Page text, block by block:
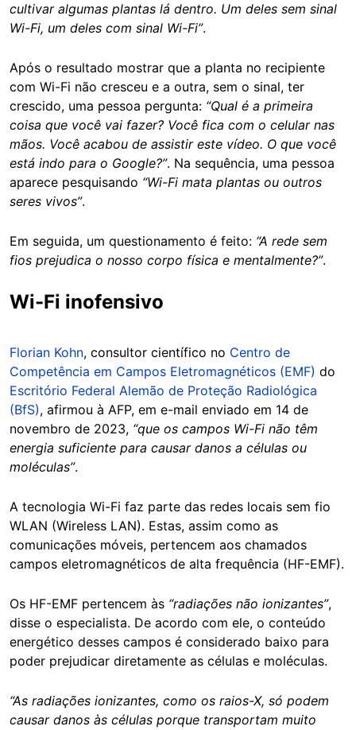
cultivar algumas plantas lá dentro. Um deles sem sinal
Wi-Fi, um deles com sinal Wi-Fi”.
Após o resultado mostrar que a planta no recipiente
com Wi-Fi não cresceu e a outra, sem o sinal, ter
crescido, uma pessoa pergunta: “Qual é a primeira
coisa que você vai fazer? Você fica com o celular nas
mãos. Você acabou de assistir este vídeo. O que você
está indo para o Google?”. Na sequência, uma pessoa
aparece pesquisando “Wi-Fi mata plantas ou outros
seres vivos”.
Em seguida, um questionamento é feito: “A rede sem
fios prejudica o nosso corpo física e mentalmente?”.
Wi-Fi inofensivo
Florian Kohn, consultor científico no Centro de
Competência em Campos Eletromagnéticos (EMF) do
Escritório Federal Alemão de Proteção Radiológica
(BfS), afirmou à AFP, em e-mail enviado em 14 de
novembro de 2023, “que os campos Wi-Fi não têm
energia suficiente para causar danos a células ou
moléculas”.
A tecnologia Wi-Fi faz parte das redes locais sem fio
WLAN (Wireless LAN). Estas, assim como as
comunicações móveis, pertencem aos chamados
campos eletromagnéticos de alta frequência (HF-EMF).
Os HF-EMF pertencem às “radiações não ionizantes”,
disse o especialista. De acordo com ele, o conteúdo
energético desses campos é considerado baixo para
poder prejudicar diretamente as células e moléculas.
“As radiações ionizantes, como os raios-X, só podem
causar danos às células porque transportam muito